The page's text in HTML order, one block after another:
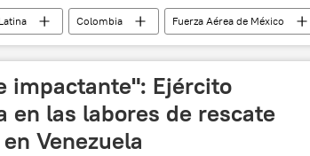
Colombia
Fuerza Aérea de México
impactante": Ejército
en las labores de rescate
Venezuela